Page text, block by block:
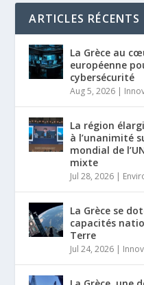
ARTICLES RÉCENTS
La Grèce au
européenne
cybersécurité
Aug 5, 2026
La région
à l’unanimité
mondial de
mixte
Jul 28, 2026
La Grèce se
capacités
Terre
Jul 24, 2026